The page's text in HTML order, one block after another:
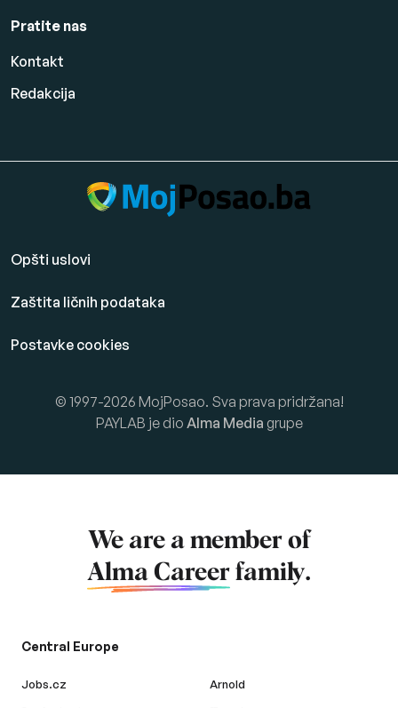
Pratite nas
Kontakt
Redakcija
Opšti uslovi
Zaštita ličnih podataka
Postavke cookies
© 1997-2026 MojPosao. Sva prava pridržana!
PAYLAB je dio Alma Media grupe
We are a member of
Alma Career family.
Central Europe
Jobs.cz
Arnold